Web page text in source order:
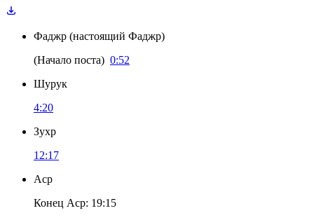
Фаджр (настоящий Фаджр)
(Начало поста) 0:52
Шурук
4:20
Зухр
12:17
Аср
Конец Аср: 19:15